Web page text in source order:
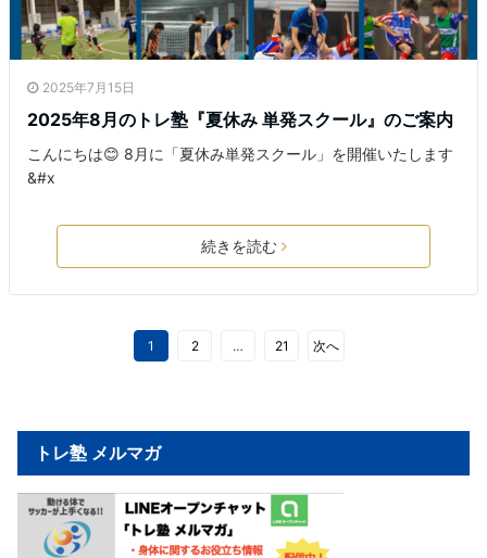
2025年7月15日
2025年8月のトレ塾『夏休み 単発スクール』のご案内
こんにちは😊 8月に「夏休み単発スクール」を開催いたします
&#x
続きを読む
1 2 … 21 次へ
トレ塾 メルマガ